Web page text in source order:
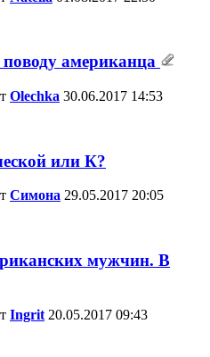
американца
Olechka 30.06.2017 14:53
или К?
Симона 29.05.2017 20:05
мужчин. В
Ingrit 20.05.2017 09:43